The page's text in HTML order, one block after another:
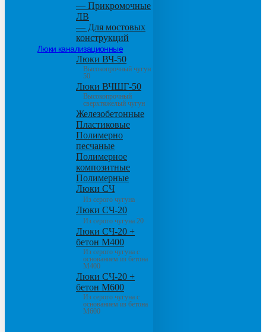
— Прикромочные
ЛВ
— Для мостовых
конструкций
Люки канализационные
Люки ВЧ-50
Высокопрочный чугун
50
Люки ВЧШГ-50
Высокопрочный
сверхтяжелый чугун
Железобетонные
Пластиковые
Полимерно
песчаные
Полимерное
композитные
Полимерные
Люки СЧ
Из серого чугуна
Люки СЧ-20
Из серого чугуна 20
Люки СЧ-20 +
бетон М400
Из серого чугуна с
основанием из бетона
М400
Люки СЧ-20 +
бетон М600
Из серого чугуна с
основанием из бетона
М600